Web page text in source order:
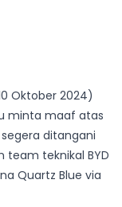
Oktober 2024)
minta maaf atas
ditangani
teknikal BYD
Quartz Blue via